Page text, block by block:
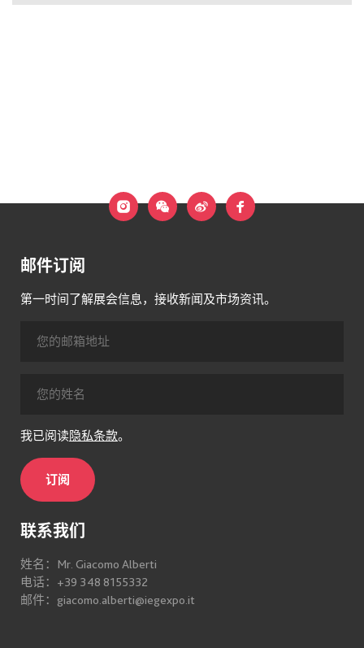
邮件订阅
第一时间了解展会信息，接收新闻及市场资讯。
我已阅读隐私条款。
订阅
联系我们
姓名：Mr. Giacomo Alberti
电话：+39 348 8155332
邮件：giacomo.alberti@iegexpo.it